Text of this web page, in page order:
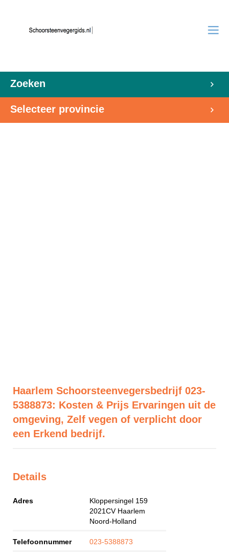
Zoeken
Selecteer provincie
Haarlem Schoorsteenvegersbedrijf 023-
5388873: Kosten & Prijs Ervaringen uit de
omgeving, Zelf vegen of verplicht door
een Erkend bedrijf.
Details
Adres
Kloppersingel 159
2021CV Haarlem
Noord-Holland
Telefoonnummer 023-5388873